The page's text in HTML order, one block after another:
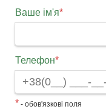
Ваше ім'я*
Телефон*
* - обов'язкові поля